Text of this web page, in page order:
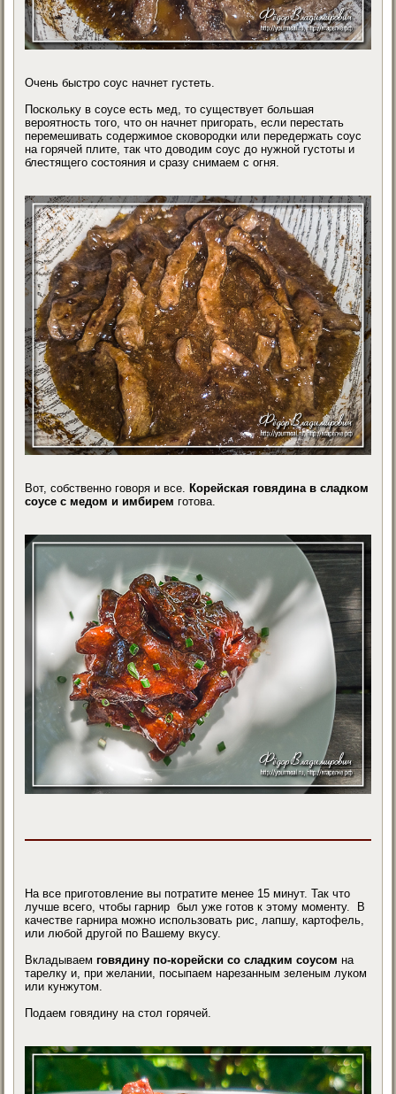
Очень быстро соус начнет густеть.
Поскольку в соусе есть мед, то существует большая
вероятность того, что он начнет пригорать, если перестать
перемешивать содержимое сковородки или передержать соус
на горячей плите, так что доводим соус до нужной густоты и
блестящего состояния и сразу снимаем с огня.
Вот, собственно говоря и все.
Корейская говядина в сладком
соусе с медом и имбирем готова.
На все приготовление вы потратите менее 15 минут. Так что
лучше всего, чтобы гарнир был уже готов к этому моменту. В
качестве гарнира можно использовать рис, лапшу, картофель,
или любой другой по Вашему вкусу.
Вкладываем говядину по-корейски со сладким соусом на
тарелку и, при желании, посыпаем нарезанным зеленым луком
или кунжутом.
Подаем говядину на стол горячей.